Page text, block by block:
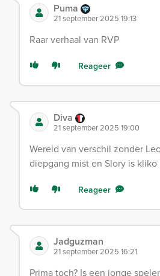
Puma
21 september 2025 19:13
Raar verhaal van RVP
Reageer
Diva
21 september 2025 19:00
Wereld van verschil zonder
diepgang mist en Slory is kliko
Reageer
Jadguzman
21 september 2025 16:21
Prima toch? Is een jonge